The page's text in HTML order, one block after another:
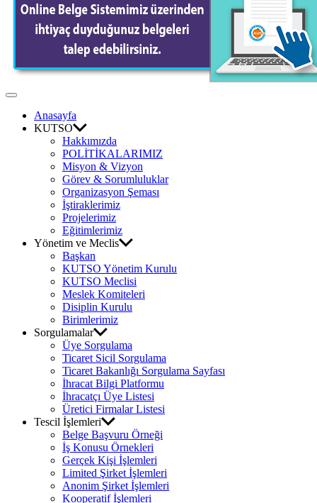
Odası
Off
CanvasAnasayfa
KUTSO
Hakkımızda
POLİTİKALARIMIZ
Misyon & Vizyon
Görev & Sorumluluklar
Organizasyon Şeması
İştiraklerimiz
Projelerimiz
Eğitimlerimiz
Yönetim ve Meclis
Başkan
KUTSO Yönetim Kurulu
KUTSO Meclisi
Meslek Komiteleri
Disiplin Kurulu
Birimlerimiz
Sorgulamalar
Üye Sorgulama
Ticaret Sicil Sorgulama
Ticaret Bakanlığı Sorgulama Sayfası
İhracat Bilgi Platformu
İhracatçı Üye Listesi
Üretici Firmalar Listesi
Tescil İşlemleri
Belge Başvuru Örneği
İş Konusu Örnekleri
Gerçek Kişi İşlemleri
Limited Şirket İşlemleri
Anonim Şirket İşlemleri
Kooperatif İşlemleri